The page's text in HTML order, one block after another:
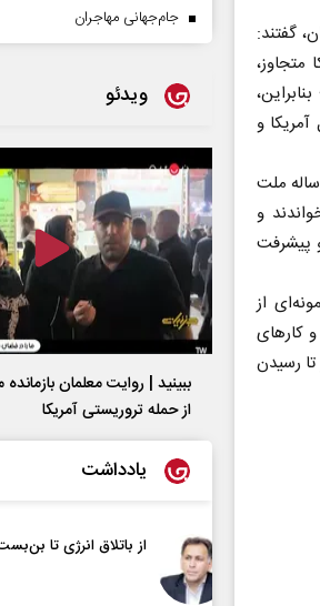
گفتند:
و
با تأکید بر ضرورت صبر و مجاهدت برای حصول نتیجه، صبر و تلاش ۴۶ ساله ملت
و
پیشرفت
از
کارهای
رسیدن
جام‌جهانی مهاجران
ویدئو
ببینید | روایت معلمان
از حمله تروریستی آمریکا
یادداشت
انرژی تا بن‌بست ترامپ زمان در